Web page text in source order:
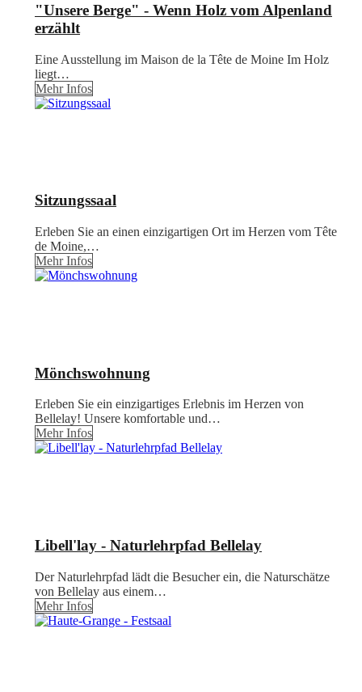
"Unsere Berge" - Wenn Holz vom Alpenland
erzählt
Eine Ausstellung im Maison de la Tête de Moine Im Holz
liegt…
Mehr Infos
Sitzungssaal
Erleben Sie an einen einzigartigen Ort im Herzen vom Tête
de Moine,…
Mehr Infos
Mönchswohnung
Erleben Sie ein einzigartiges Erlebnis im Herzen von
Bellelay! Unsere komfortable und…
Mehr Infos
Libell'lay - Naturlehrpfad Bellelay
Der Naturlehrpfad lädt die Besucher ein, die Naturschätze
von Bellelay aus einem…
Mehr Infos